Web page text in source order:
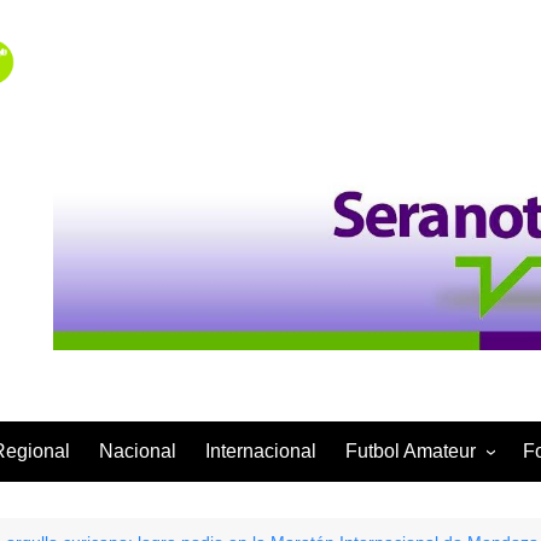
Nacional Internacional Futbol Amateur